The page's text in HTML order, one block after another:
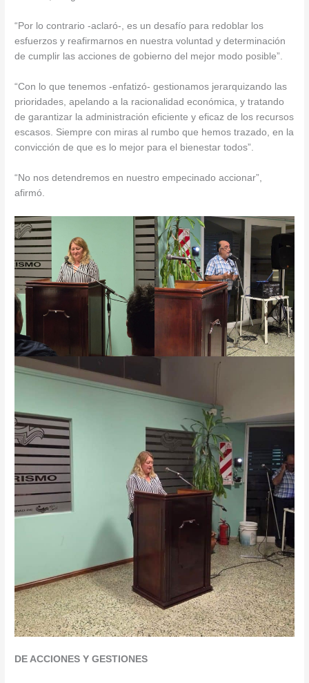
“Por lo contrario -aclaró-, es un desafío para redoblar los
esfuerzos y reafirmarnos en nuestra voluntad y determinación
de cumplir las acciones de gobierno del mejor modo posible”.
“Con lo que tenemos -enfatizó- gestionamos jerarquizando las
prioridades, apelando a la racionalidad económica, y tratando
de garantizar la administración eficiente y eficaz de los recursos
escasos. Siempre con miras al rumbo que hemos trazado, en la
convicción de que es lo mejor para el bienestar todos”.
“No nos detendremos en nuestro empecinado accionar”,
afirmó.
DE ACCIONES Y GESTIONES